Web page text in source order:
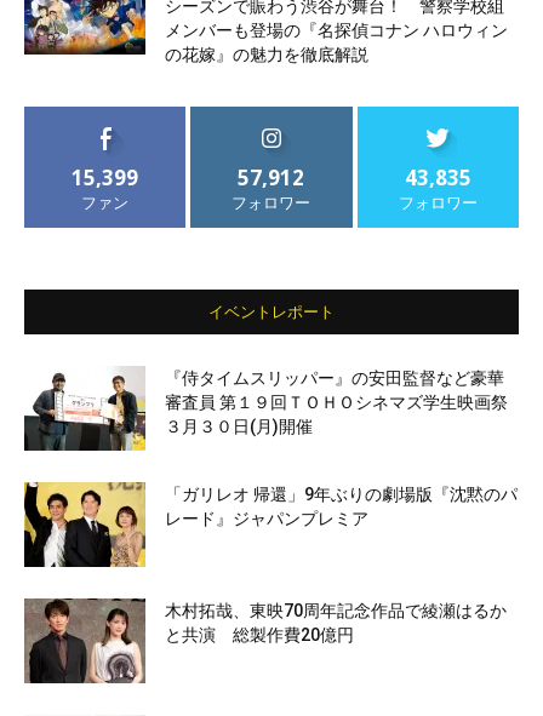
シーズンで賑わう渋谷が舞台！ 警察学校組
メンバーも登場の『名探偵コナン ハロウィン
の花嫁』の魅力を徹底解説
15,399
ファン
57,912
フォロワー
43,835
フォロワー
イベントレポート
『侍タイムスリッパー』の安田監督など豪華
審査員 第１９回ＴＯＨＯシネマズ学生映画祭
３月３０日(月)開催
「ガリレオ 帰還」9年ぶりの劇場版『沈黙のパ
レード』ジャパンプレミア
木村拓哉、東映70周年記念作品で綾瀬はるか
と共演 総製作費20億円